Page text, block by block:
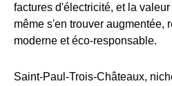
factures d'électricité, et la
même s'en trouver augmentée,
moderne et éco-responsable.
Saint-Paul-Trois-Châteaux,